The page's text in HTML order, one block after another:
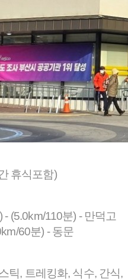
휴식포함)
(5.0km/110분) - 만덕고
60분) - 동문
틱, 트레킹화, 식수, 간식,